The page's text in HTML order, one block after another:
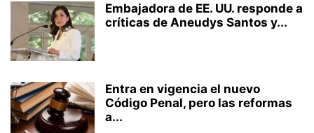
Embajadora de EE. UU. responde a
críticas de Aneudys Santos y...
Entra en vigencia el nuevo
Código Penal, pero las reformas
a...